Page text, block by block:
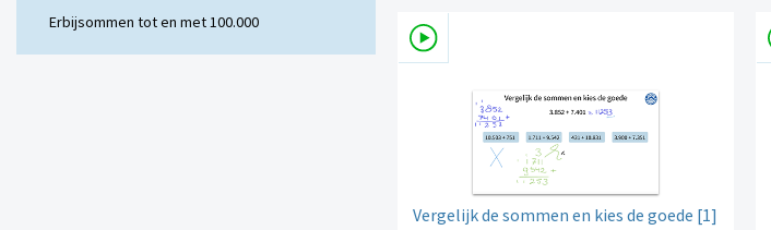
Erbijsommen tot en met 100.000
Vergelijk de sommen en kies de goede [1]